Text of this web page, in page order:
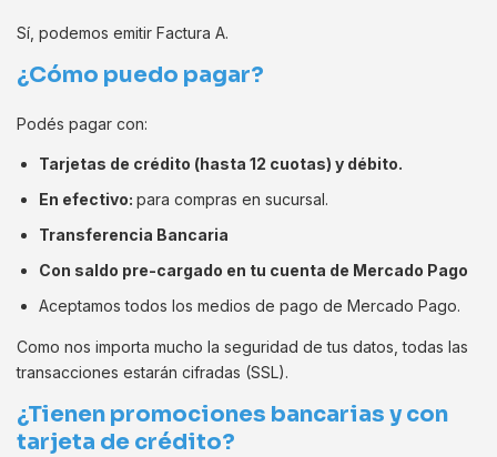
Sí, podemos emitir Factura A.
¿Cómo puedo pagar?
Podés pagar con:
Tarjetas de crédito (hasta 12 cuotas) y débito.
En efectivo: para compras en sucursal.
Transferencia Bancaria
Con saldo pre-cargado en tu cuenta de Mercado Pago
Aceptamos todos los medios de pago de Mercado Pago.
Como nos importa mucho la seguridad de tus datos, todas las
transacciones estarán cifradas (SSL).
¿Tienen promociones bancarias y con
tarjeta de crédito?